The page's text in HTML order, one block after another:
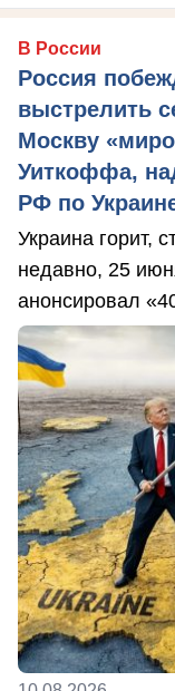
В России
Россия
выстрелить
Москву
Уиткоффа,
РФ по
Украина горит,
недавно, 25
анонсировал